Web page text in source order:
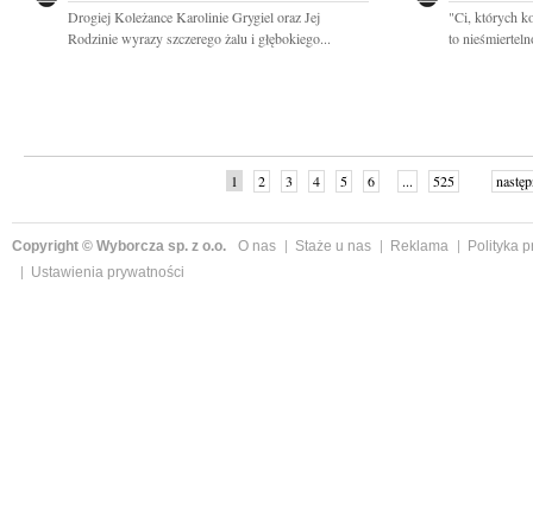
Drogiej Koleżance Karolinie Grygiel oraz Jej
Rodzinie wyrazy szczerego żalu i głębokiego...
"Ci, których
to
1 2 3 4 5 6 ... 525
Copyright © Wyborcza sp. z o.o. O nas Staże u nas Reklama
Polityka
Ustawienia prywatności